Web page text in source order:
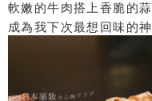
軟嫩的牛肉搭上香脆的
成為我下次最想回味的